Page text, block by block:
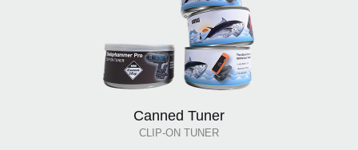
Canned Tuner
CLIP-ON TUNER